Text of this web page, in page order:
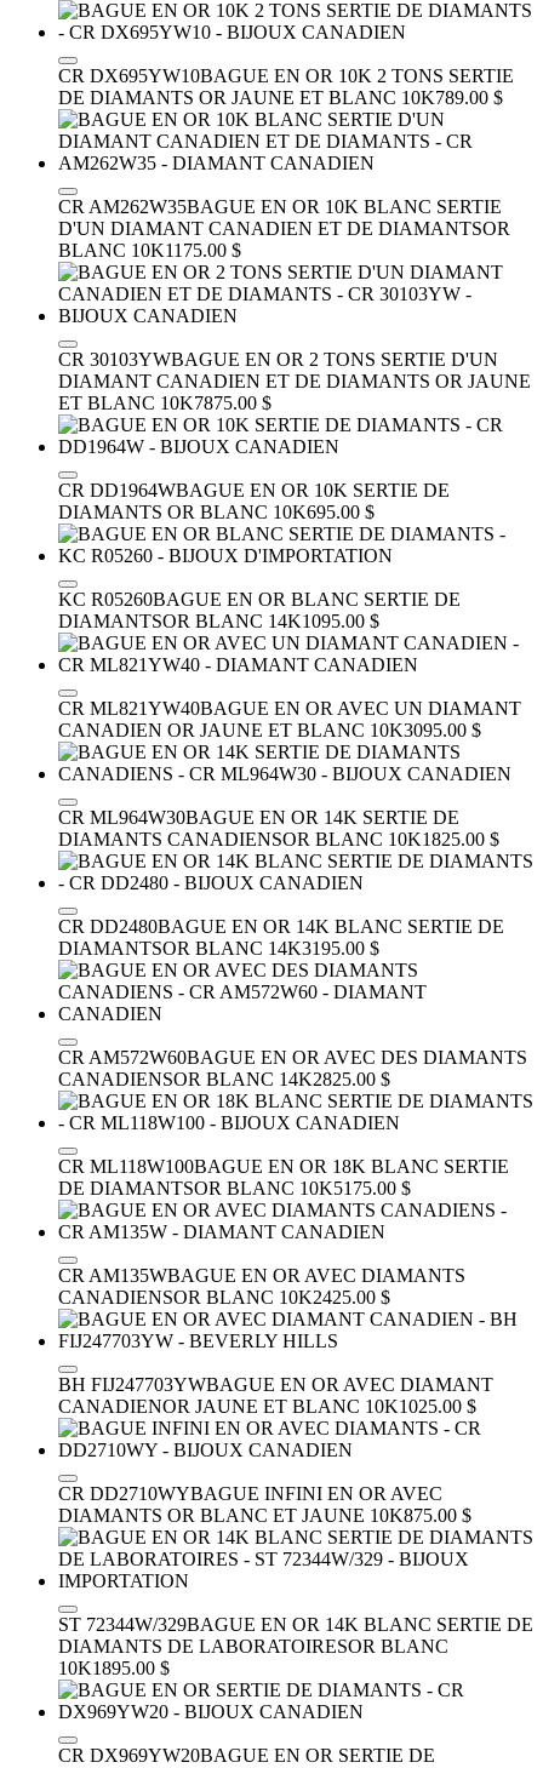
CR DX695YW10BAGUE EN OR 10K 2 TONS SERTIE
DE DIAMANTS OR JAUNE ET BLANC 10K789.00 $
CR AM262W35BAGUE EN OR 10K BLANC SERTIE
D'UN DIAMANT CANADIEN ET DE DIAMANTSOR
BLANC 10K1175.00 $
CR 30103YWBAGUE EN OR 2 TONS SERTIE D'UN
DIAMANT CANADIEN ET DE DIAMANTS OR JAUNE
ET BLANC 10K7875.00 $
CR DD1964WBAGUE EN OR 10K SERTIE DE
DIAMANTS OR BLANC 10K695.00 $
KC R05260BAGUE EN OR BLANC SERTIE DE
DIAMANTSOR BLANC 14K1095.00 $
CR ML821YW40BAGUE EN OR AVEC UN DIAMANT
CANADIEN OR JAUNE ET BLANC 10K3095.00 $
CR ML964W30BAGUE EN OR 14K SERTIE DE
DIAMANTS CANADIENSOR BLANC 10K1825.00 $
CR DD2480BAGUE EN OR 14K BLANC SERTIE DE
DIAMANTSOR BLANC 14K3195.00 $
CR AM572W60BAGUE EN OR AVEC DES DIAMANTS
CANADIENSOR BLANC 14K2825.00 $
CR ML118W100BAGUE EN OR 18K BLANC SERTIE
DE DIAMANTSOR BLANC 10K5175.00 $
CR AM135WBAGUE EN OR AVEC DIAMANTS
CANADIENSOR BLANC 10K2425.00 $
BH FIJ247703YWBAGUE EN OR AVEC DIAMANT
CANADIENOR JAUNE ET BLANC 10K1025.00 $
CR DD2710WYBAGUE INFINI EN OR AVEC
DIAMANTS OR BLANC ET JAUNE 10K875.00 $
ST 72344W/329BAGUE EN OR 14K BLANC SERTIE DE
DIAMANTS DE LABORATOIRESOR BLANC
10K1895.00 $
CR DX969YW20BAGUE EN OR SERTIE DE